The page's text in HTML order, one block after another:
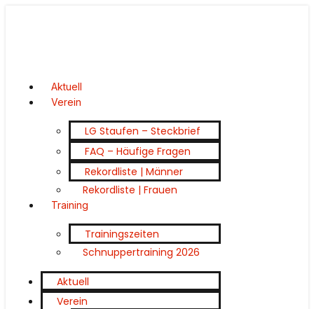
Aktuell
Verein
LG Staufen – Steckbrief
FAQ – Häufige Fragen
Rekordliste | Männer
Rekordliste | Frauen
Training
Trainingszeiten
Schnuppertraining 2026
Aktuell
Verein